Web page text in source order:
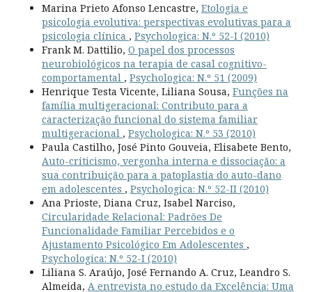
Marina Prieto Afonso Lencastre, Etologia e
psicologia evolutiva: perspectivas evolutivas para a
psicologia clínica , Psychologica: N.º 52-I (2010)
Frank M. Dattilio, O papel dos processos
neurobiológicos na terapia de casal cognitivo-
comportamental , Psychologica: N.º 51 (2009)
Henrique Testa Vicente, Liliana Sousa, Funções na
família multigeracional: Contributo para a
caracterização funcional do sistema familiar
multigeracional , Psychologica: N.º 53 (2010)
Paula Castilho, José Pinto Gouveia, Elisabete Bento,
Auto-criticismo, vergonha interna e dissociação: a
sua contribuição para a patoplastia do auto-dano
em adolescentes , Psychologica: N.º 52-II (2010)
Ana Prioste, Diana Cruz, Isabel Narciso,
Circularidade Relacional: Padrões De
Funcionalidade Familiar Percebidos e o
Ajustamento Psicológico Em Adolescentes ,
Psychologica: N.º 52-I (2010)
Liliana S. Araújo, José Fernando A. Cruz, Leandro S.
Almeida, A entrevista no estudo da Excelência: Uma